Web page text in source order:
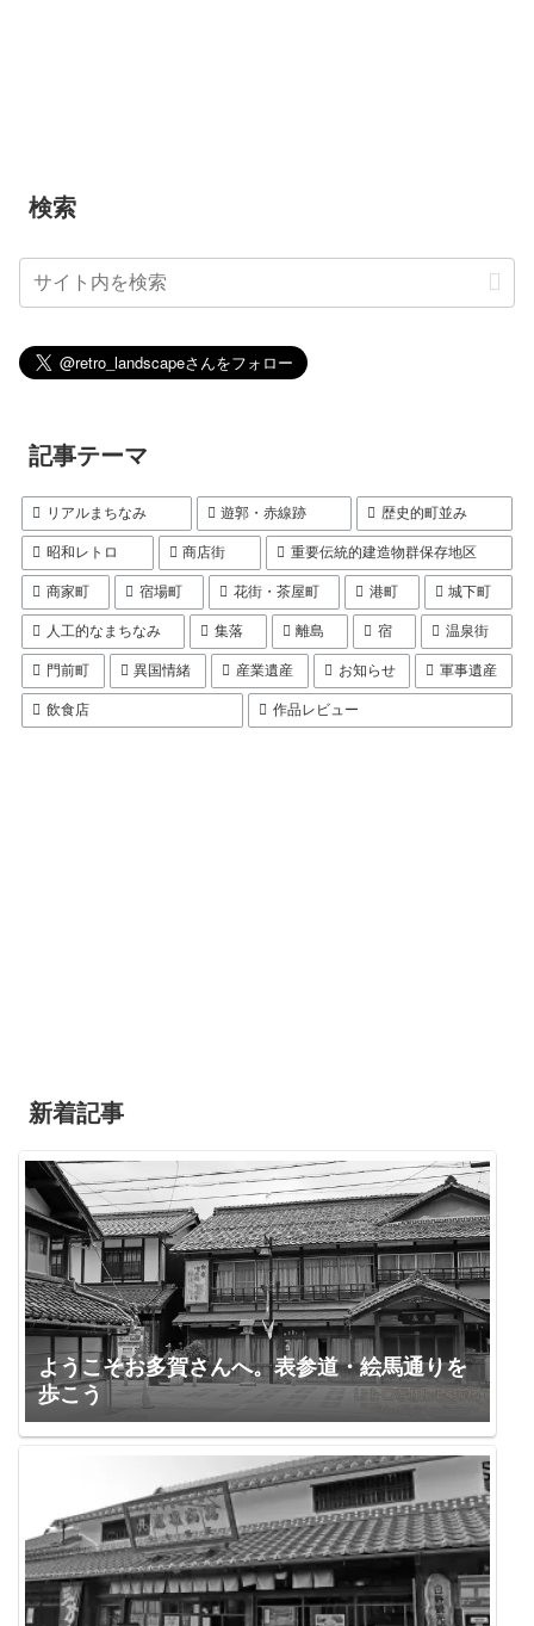
検索
記事テーマ
リアルまちなみ 遊郭・赤線跡 歴史的町並み
昭和レトロ 商店街 重要伝統的建造物群保存地区
商家町 宿場町 花街・茶屋町 港町 城下町
人工的なまちなみ 集落 離島 宿 温泉街
門前町 異国情緒 産業遺産 お知らせ 軍事遺産
飲食店 作品レビュー
新着記事
ようこそお多賀さんへ。表参道・絵馬通りを
歩こう